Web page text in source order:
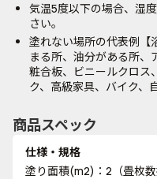
気温5度以下の場合、湿
さい。
塗れない場所の代表例【
まる所、油分がある所、
粧合板、ビニールクロス
ク、高級家具、バイク、
商品スペック
仕様・規格
塗り面積(m2)：2（畳枚数